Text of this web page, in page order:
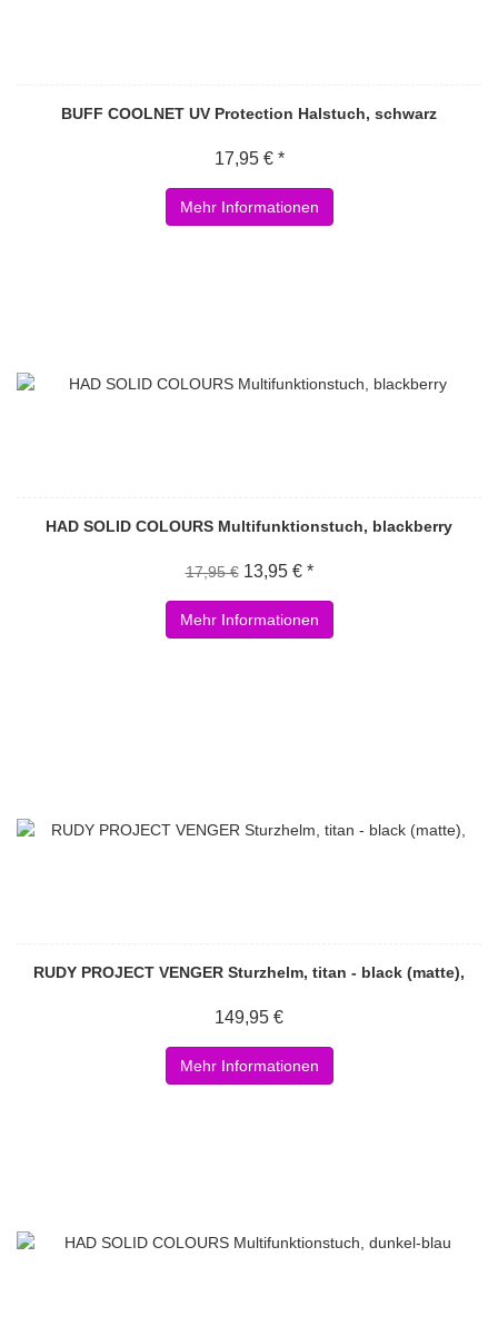
BUFF COOLNET UV Protection Halstuch, schwarz
17,95 € *
Mehr Informationen
HAD SOLID COLOURS Multifunktionstuch, blackberry
17,95 € 13,95 € *
Mehr Informationen
RUDY PROJECT VENGER Sturzhelm, titan - black (matte),
149,95 €
Mehr Informationen